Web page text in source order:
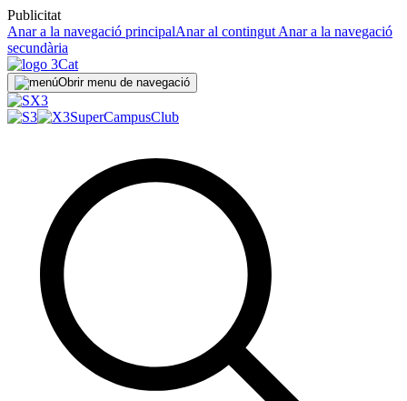
Publicitat
Anar a la navegació principalAnar al contingut Anar a la navegació
secundària
Obrir menu de navegació
SuperCampusClub